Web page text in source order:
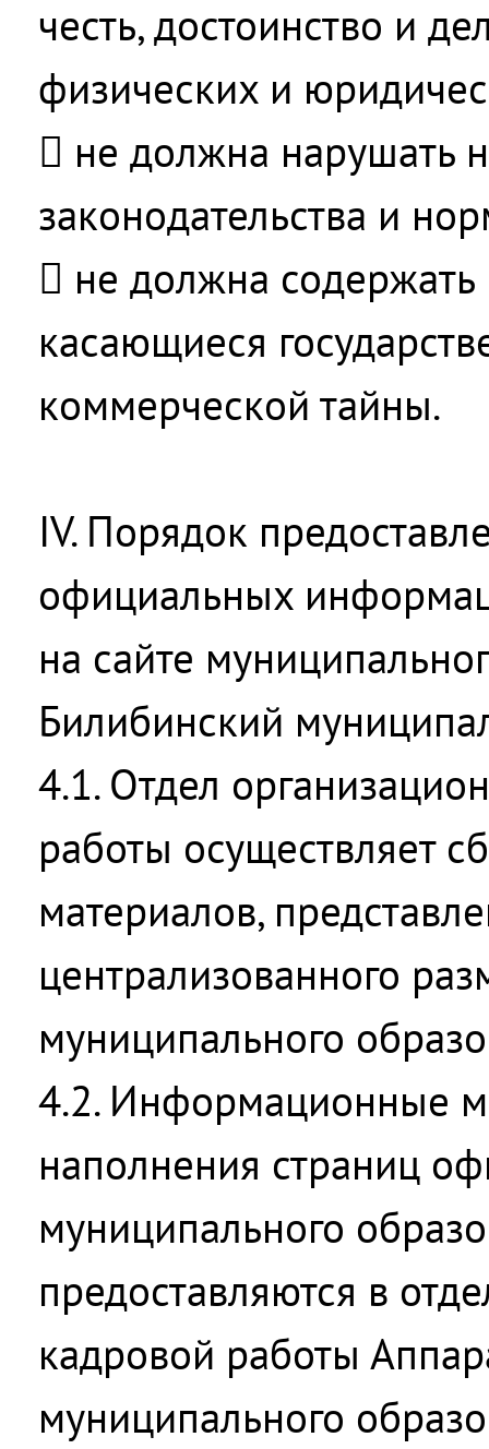
честь, достоинство и
физических и
 не должна нарушать
законодательства и
 не должна
касающиеся
коммерческой тайны.
IV. Порядок
официальных
на сайте
Билибинский
4.1. Отдел
работы осуществляет
материалов,
централизованного
муниципального
4.2. Информационные
наполнения страниц
муниципального
предоставляются в
кадровой работы
муниципального